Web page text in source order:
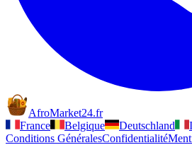
AfroMarket24.fr
France
Belgique Deutschland
Conditions GénéralesConfidentialité